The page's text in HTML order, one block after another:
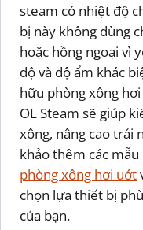
steam có nhiệt độ
bị này không dùng
hoặc hồng ngoại vì
độ và độ ẩm khác
hữu phòng xông
OL Steam sẽ giúp
xông, nâng cao trải
khảo thêm các mẫu
phòng xông hơi uớt
chọn lựa thiết bị
của bạn.